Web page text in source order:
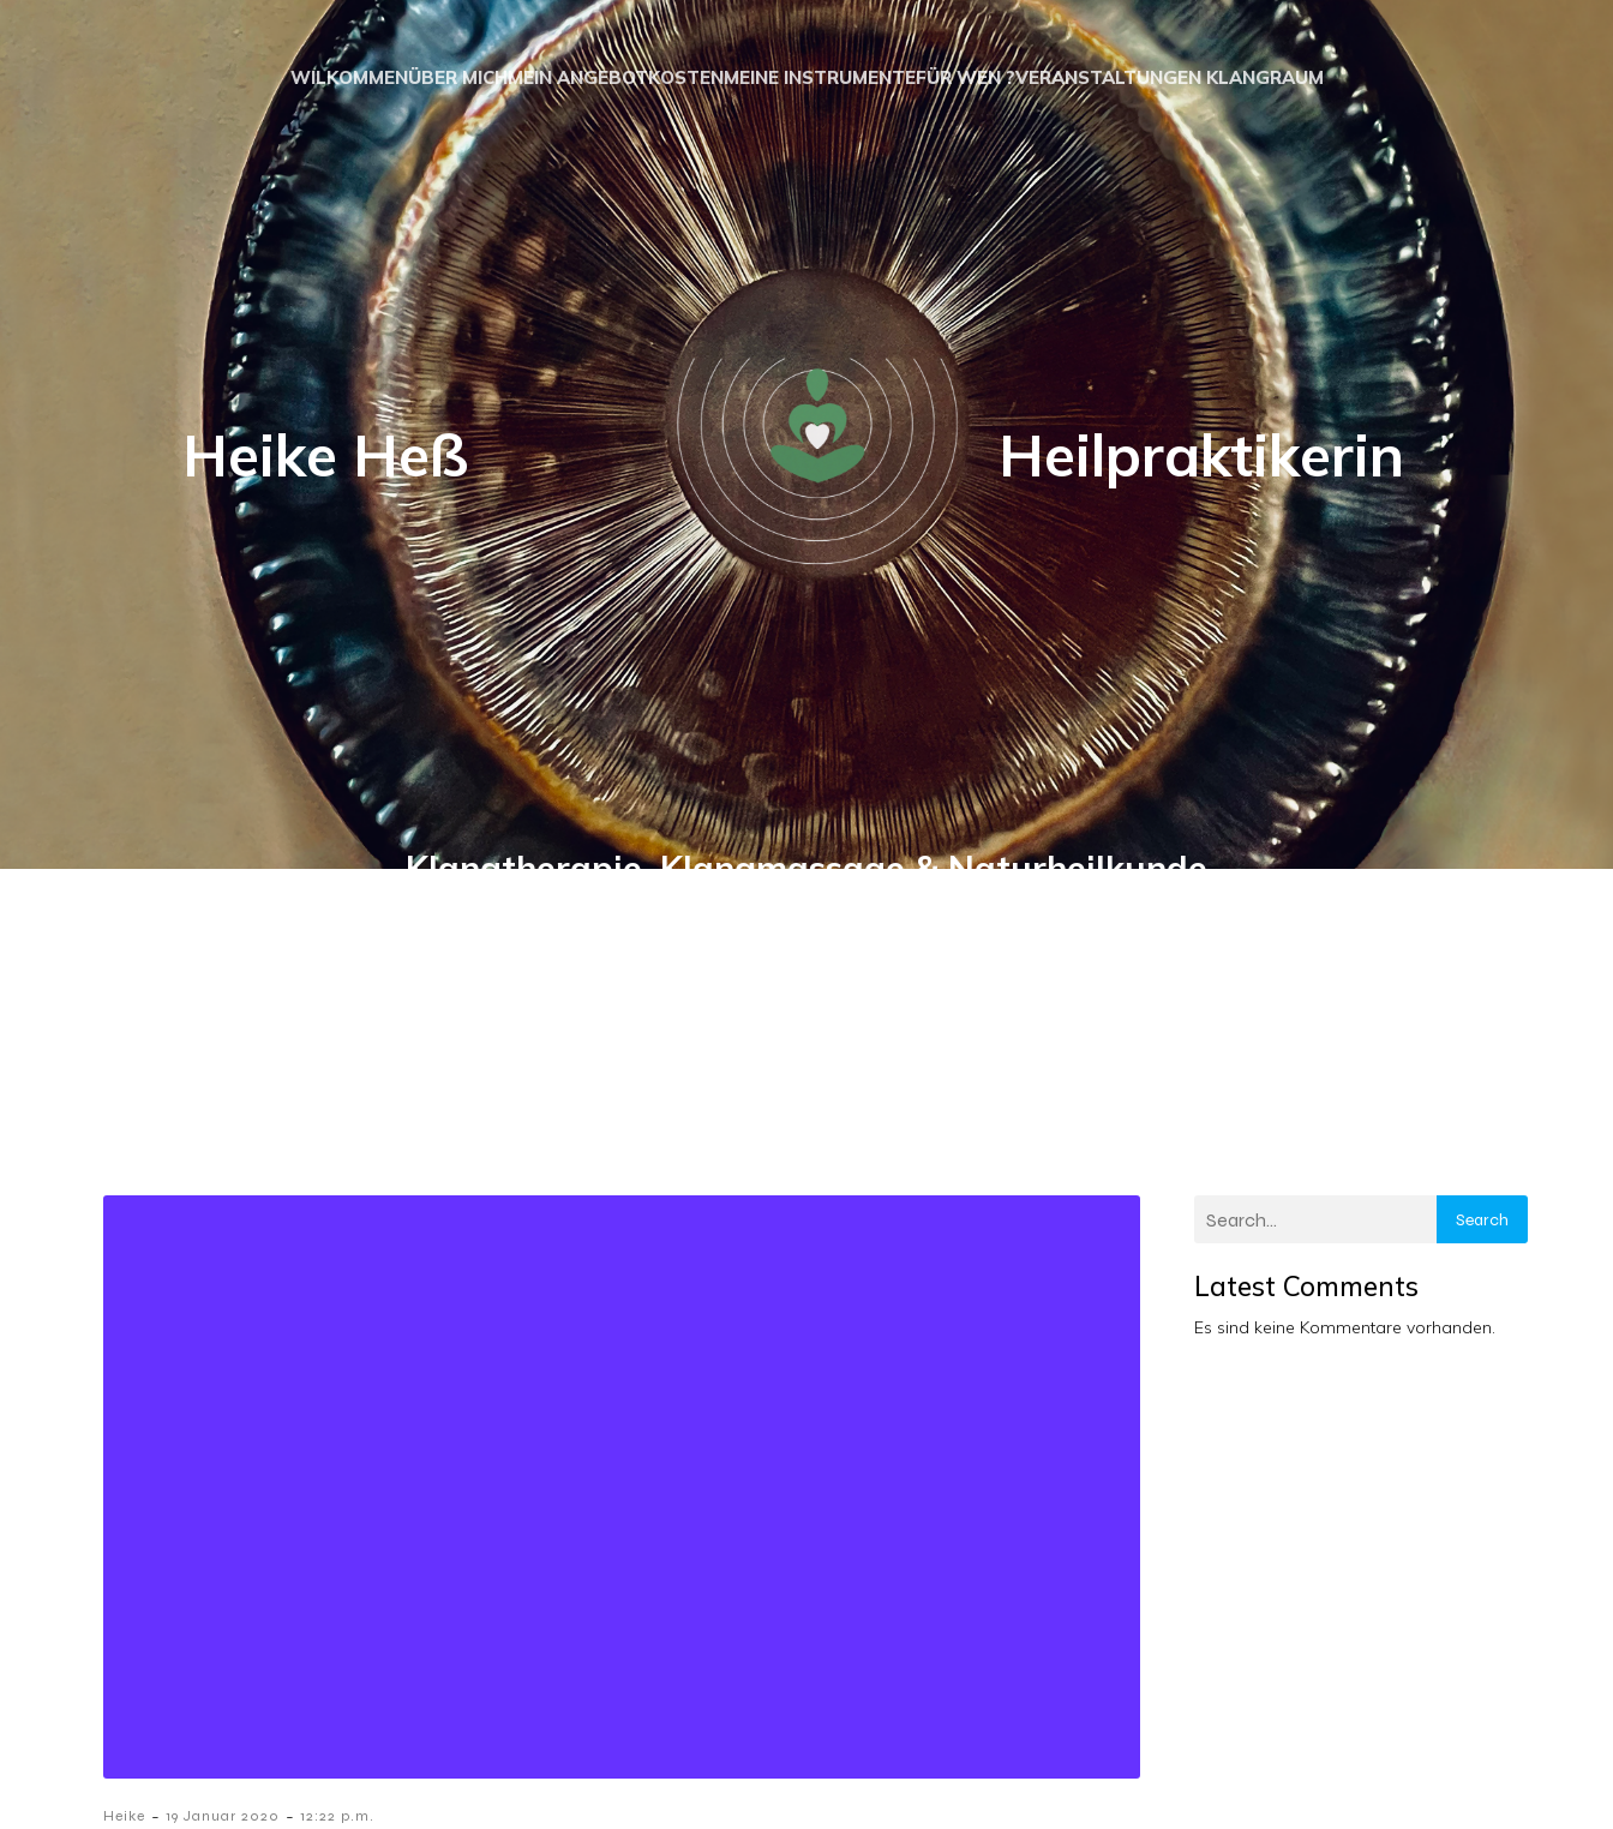
WILKOMMENÜBER MICHMEIN ANGEBOTKOSTENMEINE INSTRUMENTEFÜR WEN ?VERANSTALTUNGEN KLANGRAUM
Heike Heß Heilpraktikerin
Klangtherapie, Klangmassage & Naturheilkunde
Heike - 19 Januar 2020 - 12:22 p.m.
Search
Latest Comments
Es sind keine Kommentare vorhanden.